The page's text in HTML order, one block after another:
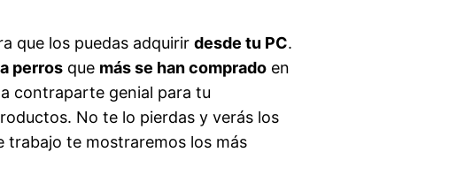
que los puedas adquirir desde tu PC.
perros que más se han comprado en
contraparte genial para tu
No te lo pierdas y verás los
trabajo te mostraremos los más